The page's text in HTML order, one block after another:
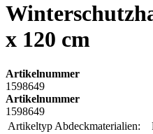
x 120 cm
Artikelnummer
1598649
Artikelnummer
1598649
Artikeltyp Abdeckmaterialien: